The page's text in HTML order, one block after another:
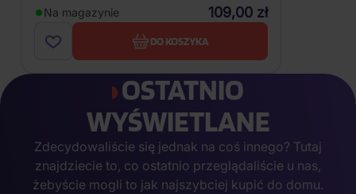
Na magazynie 109,00 zł
DO KOSZYKA
OSTATNIO
WYŚWIETLANE
Zdecydowaliście się jednak na coś innego? Tutaj
znajdziecie to, co ostatnio przeglądaliście u nas,
żebyście mogli to jak najszybciej kupić do domu.